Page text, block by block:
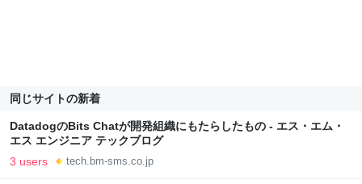
同じサイトの新着
DatadogのBits Chatが開発組織にもたらしたもの - エス・エム・
エス エンジニア テックブログ
3 users tech.bm-sms.co.jp